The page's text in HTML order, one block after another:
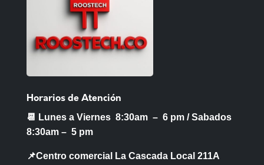
Horarios de Atención
📆 Lunes a Viernes 8:30am – 6 pm /Sabados
8:30am – 5 pm
📌Centro comercial La Cascada Local 211A